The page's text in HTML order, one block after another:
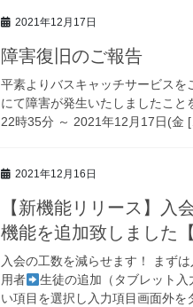
2021年12月17日
障害復旧のご報告
平素よりバスキャッチサービス
にて障害が発生いたしましたこ
22時35分 ～ 2021年12月17日(金
2021年12月16日
【新機能リリース】入
機能を追加致しました
入会の工数を減らせます！ まず
用者
生徒の追加（タブレット
い項目を選択し入力項目画面外